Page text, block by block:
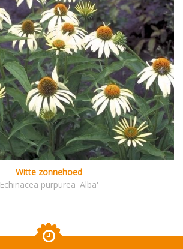
Witte zonnehoed
Echinacea purpurea 'Alba'